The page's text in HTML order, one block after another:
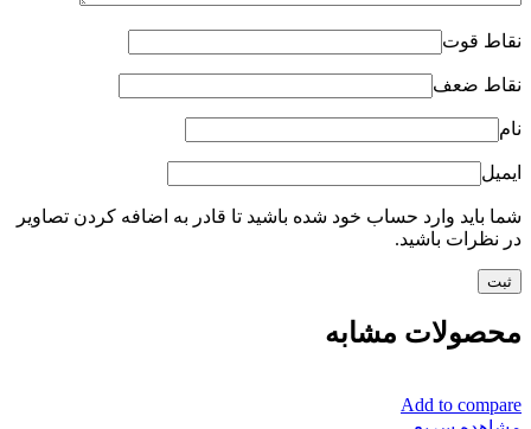
نقاط قوت
نقاط ضعف
نام
ایمیل
شما باید وارد حساب خود شده باشید تا قادر به اضافه کردن تصاویر
در نظرات باشید.
محصولات مشابه
Add to compare